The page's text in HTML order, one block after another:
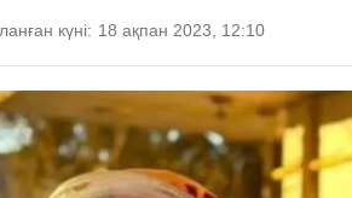
күні: 18 ақпан 2023, 12:10